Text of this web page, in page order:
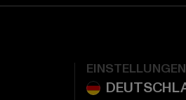
EINSTELLUNGEN